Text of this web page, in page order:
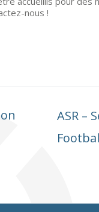
nous !
ASR –